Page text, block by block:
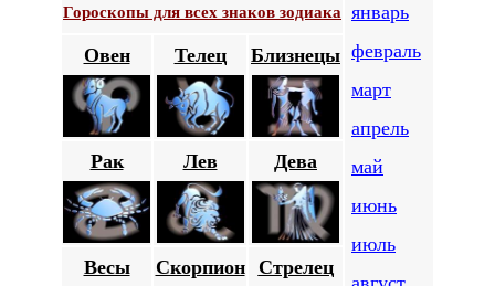
Гороскопы для всех знаков зодиака
январь
февраль
март
апрель
май
июнь
июль
Овен Телец Близнецы
Рак Лев Дева
Весы Скорпион Стрелец